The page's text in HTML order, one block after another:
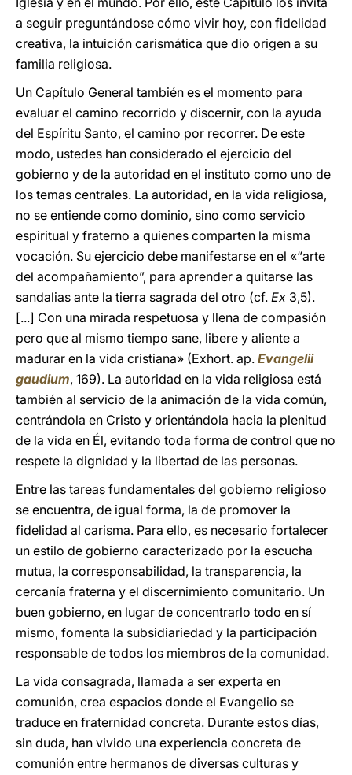
a seguir preguntándose cómo vivir hoy, con fidelidad
creativa, la intuición carismática que dio origen a su
familia religiosa.
Un Capítulo General también es el momento para
evaluar el camino recorrido y discernir, con la ayuda
del Espíritu Santo, el camino por recorrer. De este
modo, ustedes han considerado el ejercicio del
gobierno y de la autoridad en el instituto como uno de
los temas centrales. La autoridad, en la vida religiosa,
no se entiende como dominio, sino como servicio
espiritual y fraterno a quienes comparten la misma
vocación. Su ejercicio debe manifestarse en el «“arte
del acompañamiento”, para aprender a quitarse las
sandalias ante la tierra sagrada del otro (cf. Ex 3,5).
[...] Con una mirada respetuosa y llena de compasión
pero que al mismo tiempo sane, libere y aliente a
madurar en la vida cristiana» (Exhort. ap. Evangelii
gaudium, 169). La autoridad en la vida religiosa está
también al servicio de la animación de la vida común,
centrándola en Cristo y orientándola hacia la plenitud
de la vida en Él, evitando toda forma de control que no
respete la dignidad y la libertad de las personas.
Entre las tareas fundamentales del gobierno religioso
se encuentra, de igual forma, la de promover la
fidelidad al carisma. Para ello, es necesario fortalecer
un estilo de gobierno caracterizado por la escucha
mutua, la corresponsabilidad, la transparencia, la
cercanía fraterna y el discernimiento comunitario. Un
buen gobierno, en lugar de concentrarlo todo en sí
mismo, fomenta la subsidiariedad y la participación
responsable de todos los miembros de la comunidad.
La vida consagrada, llamada a ser experta en
comunión, crea espacios donde el Evangelio se
traduce en fraternidad concreta. Durante estos días,
sin duda, han vivido una experiencia concreta de
comunión entre hermanos de diversas culturas y